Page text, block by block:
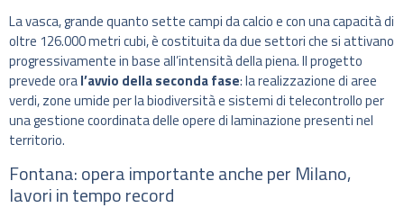
La vasca, grande quanto sette campi da calcio e con una capacità di
oltre 126.000 metri cubi, è costituita da due settori che si attivano
progressivamente in base all’intensità della piena. Il progetto
prevede oral’avvio della seconda fase: la realizzazione di aree
verdi, zone umide per la biodiversità e sistemi di telecontrollo per
una gestione coordinata delle opere di laminazione presenti nel
territorio.
Fontana: opera importante anche per Milano,
lavori in tempo record